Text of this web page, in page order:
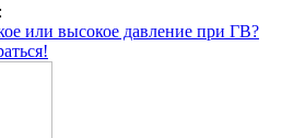
или высокое давление при ГВ?